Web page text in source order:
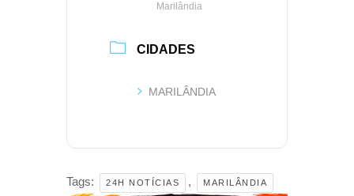
Marilândia
CIDADES
MARILÂNDIA
Tags: 24H NOTÍCIAS , MARILÂNDIA